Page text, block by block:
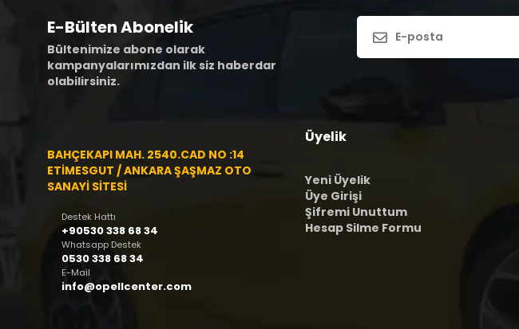
E-Bülten Abonelik
Bültenimize abone olarak
kampanyalarımızdan ilk siz haberdar
olabilirsiniz.
BAHÇEKAPI MAH. 2540.CAD NO :14
ETİMESGUT / ANKARA ŞAŞMAZ OTO
SANAYİ SİTESİ
Destek Hattı
+90530 338 68 34
Whatsapp Destek
0530 338 68 34
E-Mail
info@opellcenter.com
Üyelik
Yeni Üyelik
Üye Girişi
Şifremi Unuttum
Hesap Silme Formu